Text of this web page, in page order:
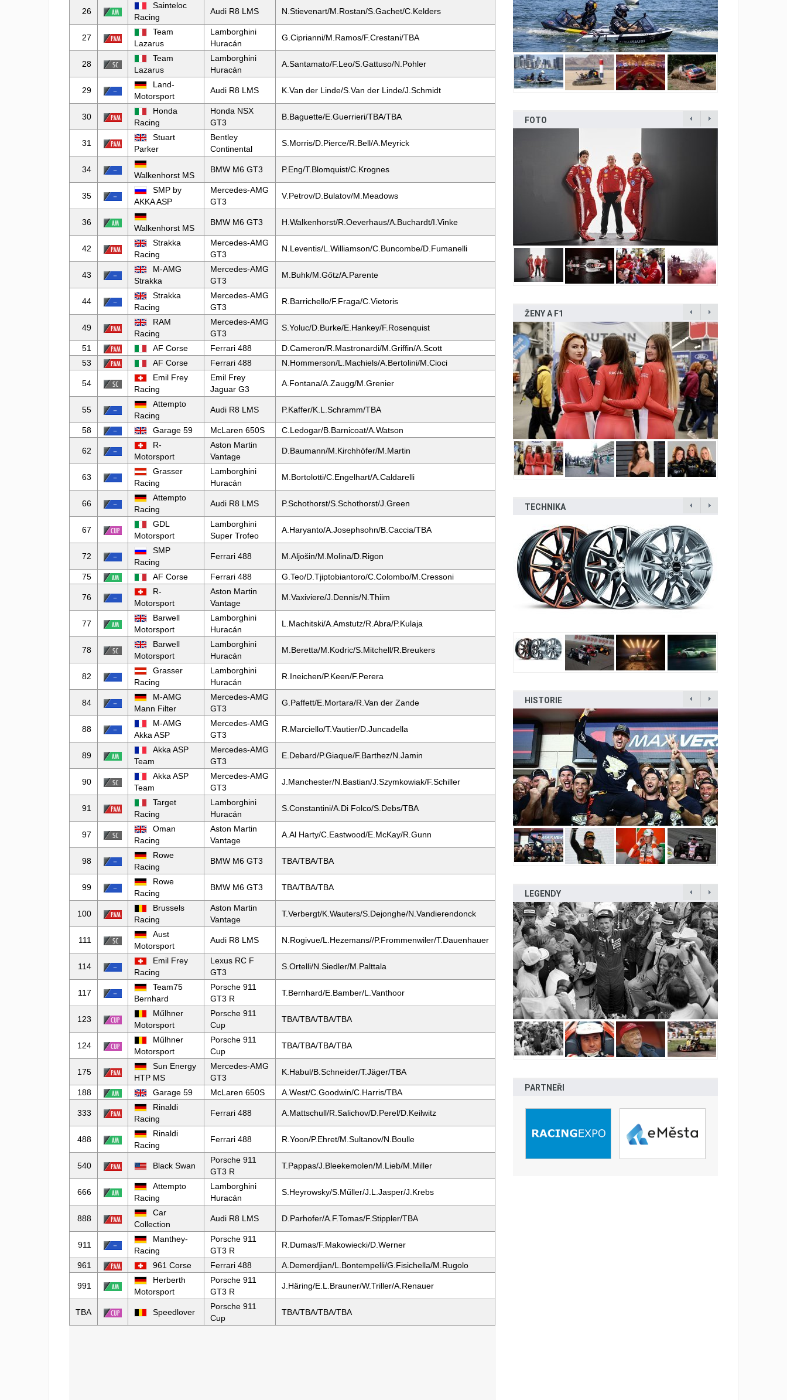
26
Sainteloc
Racing
Audi R8 LMS N.Stievenart/M.Rostan/S.Gachet/C.Kelders
27
Team
Lazarus
Lamborghini
Huracán
G.Ciprianni/M.Ramos/F.Crestani/TBA
28
Team
Lazarus
Lamborghini
Huracán
A.Santamato/F.Leo/S.Gattuso/N.Pohler
29
Land-
Motorsport
Audi R8 LMS K.Van der Linde/S.Van der Linde/J.Schmidt
30
Honda
Racing
Honda NSX
GT3
B.Baguette/E.Guerrieri/TBA/TBA
31
Stuart
Parker
Bentley
Continental
S.Morris/D.Pierce/R.Bell/A.Meyrick
34
Walkenhorst MS
BMW M6 GT3 P.Eng/T.Blomquist/C.Krognes
35
SMP by
AKKA ASP
Mercedes-AMG
GT3
V.Petrov/D.Bulatov/M.Meadows
36
Walkenhorst MS
BMW M6 GT3 H.Walkenhorst/R.Oeverhaus/A.Buchardt/I.Vinke
42
Strakka
Racing
Mercedes-AMG
GT3
N.Leventis/L.Williamson/C.Buncombe/D.Fumanelli
43
M-AMG
Strakka
Mercedes-AMG
GT3
M.Buhk/M.Gőtz/A.Parente
44
Strakka
Racing
Mercedes-AMG
GT3
R.Barrichello/F.Fraga/C.Vietoris
49
RAM
Racing
Mercedes-AMG
GT3
S.Yoluc/D.Burke/E.Hankey/F.Rosenquist
51 AF Corse Ferrari 488
D.Cameron/R.Mastronardi/M.Griffin/A.Scott
53
AF Corse Ferrari 488 N.Hommerson/L.Machiels/A.Bertolini/M.Cioci
54
Emil Frey
Racing
Emil Frey
Jaguar G3
A.Fontana/A.Zaugg/M.Grenier
55
Attempto
Racing
Audi R8 LMS P.Kaffer/K.L.Schramm/TBA
58 Garage 59 McLaren 650S C.Ledogar/B.Barnicoat/A.Watson
62
R-
Motorsport
Aston Martin
Vantage
D.Baumann/M.Kirchhöfer/M.Martin
63
Grasser
Racing
Lamborghini
Huracán
M.Bortolotti/C.Engelhart/A.Caldarelli
66
Attempto
Racing
Audi R8 LMS P.Schothorst/S.Schothorst/J.Green
67
GDL
Motorsport
Lamborghini
Super Trofeo
A.Haryanto/A.Josephsohn/B.Caccia/TBA
72
SMP
Racing
Ferrari 488 M.Aljošin/M.Molina/D.Rigon
75 AF Corse Ferrari 488 G.Teo/D.Tjiptobiantoro/C.Colombo/M.Cressoni
76
R-
Motorsport
Aston Martin
Vantage
M.Vaxiviere/J.Dennis/N.Thiim
77
Barwell
Motorsport
Lamborghini
Huracán
L.Machitski/A.Amstutz/R.Abra/P.Kulaja
78
Barwell
Motorsport
Lamborghini
Huracán
M.Beretta/M.Kodric/S.Mitchell/R.Breukers
82
Grasser
Racing
Lamborghini
Huracán
R.Ineichen/P.Keen/F.Perera
84
M-AMG
Mann Filter
Mercedes-AMG
GT3
G.Paffett/E.Mortara/R.Van der Zande
88
M-AMG
Akka ASP
Mercedes-AMG
GT3
R.Marciello/T.Vautier/D.Juncadella
89
Akka ASP
Team
Mercedes-AMG
GT3
E.Debard/P.Giaque/F.Barthez/N.Jamin
90
Akka ASP
Team
Mercedes-AMG
GT3
J.Manchester/N.Bastian/J.Szymkowiak/F.Schiller
91
Target
Racing
Lamborghini
Huracán
S.Constantini/A.Di Folco/S.Debs/TBA
97
Oman
Racing
Aston Martin
Vantage
A.Al Harty/C.Eastwood/E.McKay/R.Gunn
98
Rowe
Racing
BMW M6 GT3 TBA/TBA/TBA
99
Rowe
Racing
BMW M6 GT3 TBA/TBA/TBA
100
Brussels
Racing
Aston Martin
Vantage
T.Verbergt/K.Wauters/S.Dejonghe/N.Vandierendonck
111
Aust
Motorsport
Audi R8 LMS N.Rogivue/L.Hezemans//P.Frommenwiler/T.Dauenhauer
114
Emil Frey
Racing
Lexus RC F
GT3
S.Ortelli/N.Siedler/M.Palttala
117
Team75
Bernhard
Porsche 911
GT3 R
T.Bernhard/E.Bamber/L.Vanthoor
123
Műlhner
Motorsport
Porsche 911
Cup
TBA/TBA/TBA/TBA
124
Műlhner
Motorsport
Porsche 911
Cup
TBA/TBA/TBA/TBA
175
Sun Energy
HTP MS
Mercedes-AMG
GT3
K.Habul/B.Schneider/T.Jäger/TBA
188 Garage 59 McLaren 650S A.West/C.Goodwin/C.Harris/TBA
333
Rinaldi
Racing
Ferrari 488 A.Mattschull/R.Salichov/D.Perel/D.Keilwitz
488
Rinaldi
Racing
Ferrari 488 R.Yoon/P.Ehret/M.Sultanov/N.Boulle
540 Black Swan
Porsche 911
GT3 R
T.Pappas/J.Bleekemolen/M.Lieb/M.Miller
666
Attempto
Racing
Lamborghini
Huracán
S.Heyrowsky/S.Műller/J.L.Jasper/J.Krebs
888
Car
Collection
Audi R8 LMS D.Parhofer/A.F.Tomas/F.Stippler/TBA
911
Manthey-
Racing
Porsche 911
GT3 R
R.Dumas/F.Makowiecki/D.Werner
961 961 Corse Ferrari 488 A.Demerdjian/L.Bontempelli/G.Fisichella/M.Rugolo
991
Herberth
Motorsport
Porsche 911
GT3 R
J.Häring/E.L.Brauner/W.Triller/A.Renauer
TBA Speedlover
Porsche 911
Cup
TBA/TBA/TBA/TBA
FOTO
ŽENY A F1
TECHNIKA
HISTORIE
LEGENDY
PARTNEŘI